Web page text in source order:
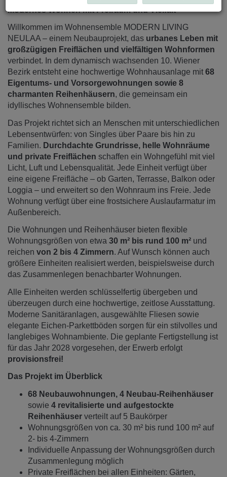
Modernes Wohnen mit Freiraum und Vielfalt
Willkommen im Wohnensemble MODERN LIVING
NEULAA – einem Neubauprojekt, das urbanes Leben mit
großzügigen Freiflächen und vielfältigen Wohnformen
verbindet. In dem dynamisch wachsenden 10. Wiener
Bezirk entsteht eine hochwertige Wohnhausanlage mit68
Eigentums- und Vorsorgewohnungen sowie 8
charmanten Reihenhäusern, die gemeinsam ein
idyllisches Wohnensemble bilden.
Das Projekt richtet sich an Menschen mit unterschiedlichen
Lebensentwürfen: von Singles über Paare bis hin zu
Familien. Durchdachte Grundrisse, helle Wohnräume
und private Freiflächen schaffen ein Wohngefühl mit viel
Licht, Luft und Lebensqualität. Jede Einheit verfügt über
eine eigene Freifläche – ob Garten, Terrasse, Balkon oder
Loggia – und erweitert so den Wohnraum ins Freie. Jede
Wohnung verfügt über eine frostsichere Auslaufarmatur im
Außenbereich.
Die Wohnungen und Reihenhäuser bieten flexible
Wohnungsgrößen von etwa 30 m² bis rund 100 m² und
reichen von 2 bis 4 Zimmern. Auf Wunsch können auch
größere Einheiten realisiert werden, beispielsweise durch
das Zusammenlegen benachbarter Wohnungen.
Alle Einheiten werden schlüsselfertig übergeben und
überzeugen durch eine hochwertige, zeitlose Ausstattung.
Moderne Sanitäranlagen, ausgewählte Fliesen sowie
elegante Eichen-Parkettböden sorgen für ein stilvolles und
langlebiges Wohnambiente. Die geplante Fertigstellung ist
für das Jahr 2028 vorgesehen, der Erwerb erfolgt
provisionsfrei!
Das Projekt im Überblick
68 Neubauwohnungen, 4 Neubau-Reihenhäuser
sowie 4 revitalisierte und aufgestockte
Reihenhäuser verteilt auf 5 Baukörper
Wohnungsgrößen von ca. 30 m² bis rund 100 m² auf
2- bis 4-Zimmern
Individuelle Anpassung der Wohnungsgrößen durch
Zusammenlegung möglich
Private Freiflächen bei allen Einheiten: Gärten,